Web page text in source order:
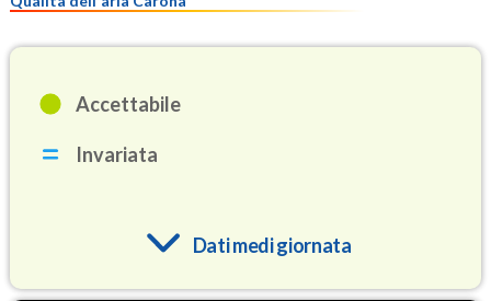
Accettabile
Invariata
Dati medi giornata